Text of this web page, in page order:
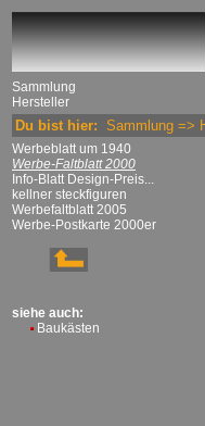
Sammlung
Hersteller
Du bist hier: Sammlung =>
Werbeblatt um 1940
Werbe-Faltblatt 2000
Info-Blatt Design-Preis...
kellner steckfiguren
Werbefaltblatt 2005
Werbe-Postkarte 2000er
siehe auch:
Baukästen